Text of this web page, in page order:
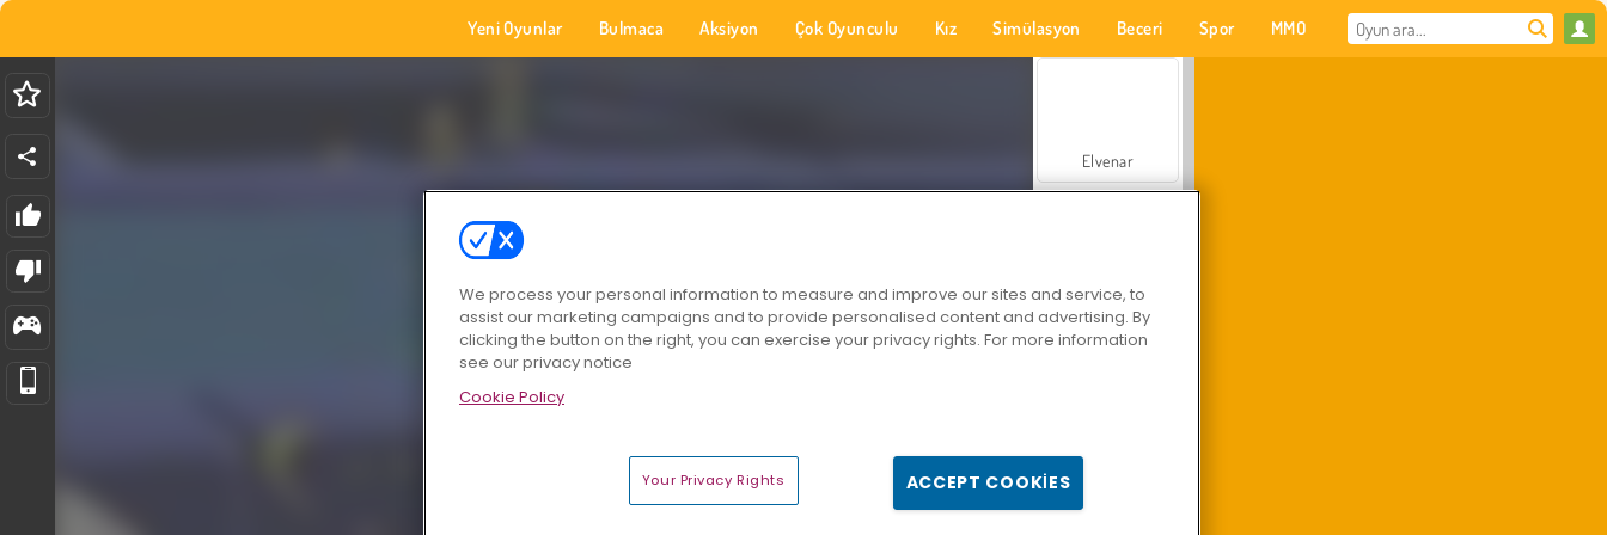
Yeni Oyunlar Bulmaca Aksiyon Çok Oyunculu Kız Simülasyon Beceri Spor MMO
Elvenar
We process your personal information to measure and improve our sites and service, to
assist our marketing campaigns and to provide personalised content and advertising. By
clicking the button on the right, you can exercise your privacy rights. For more information
see our privacy notice
Cookie Policy
Your Privacy Rights ACCEPT COOKIES